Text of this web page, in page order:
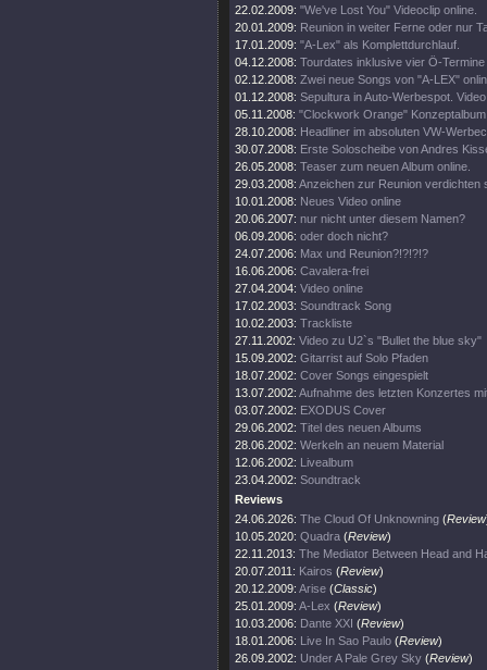
22.02.2009: "We've Lost You" Videoclip online.
20.01.2009: Reunion in weiter Ferne oder nur
17.01.2009: "A-Lex" als Komplettdurchlauf.
04.12.2008: Tourdates inklusive vier Ö-Termine
02.12.2008: Zwei neue Songs von "A-LEX"
01.12.2008: Sepultura in Auto-Werbespot.
05.11.2008: "Clockwork Orange"
28.10.2008: Headliner im absoluten VW-
30.07.2008: Erste Soloscheibe von Andres
26.05.2008: Teaser zum neuen Album online.
29.03.2008: Anzeichen zur Reunion verdichten
10.01.2008: Neues Video online
20.06.2007: nur nicht unter diesem Namen?
06.09.2006: oder doch nicht?
24.07.2006: Max und Reunion?!?!?!?
16.06.2006: Cavalera-frei
27.04.2004: Video online
17.02.2003: Soundtrack Song
10.02.2003: Trackliste
27.11.2002: Video zu U2`s "Bullet the blue sky"
15.09.2002: Gitarrist auf Solo Pfaden
18.07.2002: Cover Songs eingespielt
13.07.2002: Aufnahme des letzten Konzertes
03.07.2002: EXODUS Cover
29.06.2002: Titel des neuen Albums
28.06.2002: Werkeln an neuem Material
12.06.2002: Livealbum
23.04.2002: Soundtrack
Reviews
24.06.2026: The Cloud Of Unknowning (Review
10.05.2020: Quadra (Review)
22.11.2013: The Mediator Between Head and
20.07.2011: Kairos (Review)
20.12.2009: Arise (Classic)
25.01.2009: A-Lex (Review)
10.03.2006: Dante XXI (Review)
18.01.2006: Live In Sao Paulo (Review)
26.09.2002: Under A Pale Grey Sky (Review)